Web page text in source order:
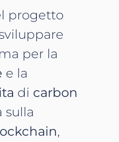
progetto
per la
e la
di carbon
sulla
,